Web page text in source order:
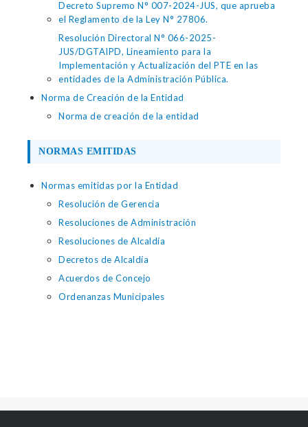
Decreto Supremo N° 007-2024-JUS, que aprueba
el Reglamento de la Ley N° 27806.
Resolución Directoral N° 066-2025-
JUS/DGTAIPD, Lineamiento para la
Implementación y Actualización del PTE en las
entidades de la Administración Pública.
Norma de Creación de la Entidad
Norma de creación de la entidad
NORMAS EMITIDAS
Normas emitidas por la Entidad
Resolución de Gerencia
Resoluciones de Administración
Resoluciones de Alcaldía
Decretos de Alcaldía
Acuerdos de Concejo
Ordenanzas Municipales